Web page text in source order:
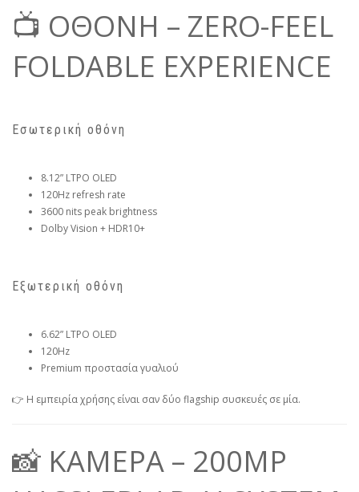
📺 ΟΘΟΝΗ – ZERO-FEEL
FOLDABLE EXPERIENCE
Εσωτερική οθόνη
8.12” LTPO OLED
120Hz refresh rate
3600 nits peak brightness
Dolby Vision + HDR10+
Εξωτερική οθόνη
6.62” LTPO OLED
120Hz
Premium προστασία γυαλιού
👉 Η εμπειρία χρήσης είναι σαν δύο flagship συσκευές σε μία.
📸 ΚΑΜΕΡΑ – 200MP